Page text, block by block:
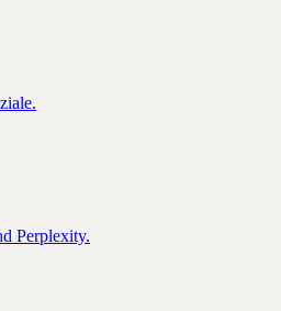
Perplexity.